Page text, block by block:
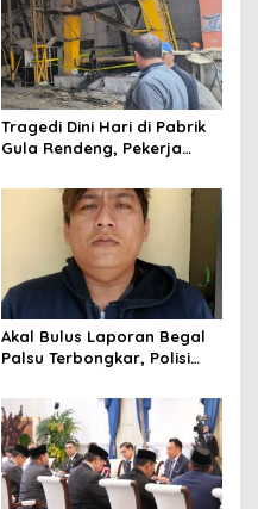
Tragedi Dini Hari di Pabrik
Gula Rendeng, Pekerja
Pengangkat Tebu
Akal Bulus Laporan Begal
Palsu Terbongkar, Polisi
Perusahaan untuk Crypto